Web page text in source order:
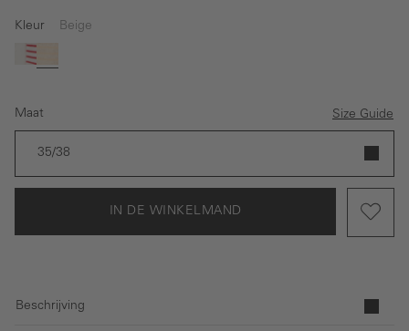
Kleur Beige
WitBeige
Maat Size Guide
35/38
IN DE WINKELMAND
Beschrijving